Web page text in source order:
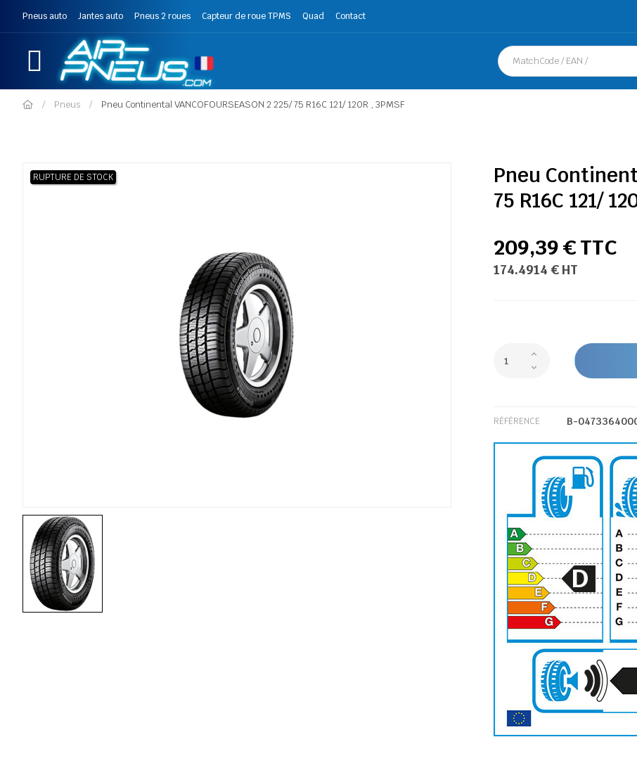
Pneus auto Jantes auto Pneus 2 roues Capteur de roue TPMS Quad Contact
Pneus Pneu Continental VANCOFOURSEASON 2 225/ 75 R16C 121/ 120R , 3PMSF
RUPTURE DE STOCK
Pneu
75 R16C 121/
209,39 € TTC
174.4914 € HT
RÉFÉRENCE B-
D